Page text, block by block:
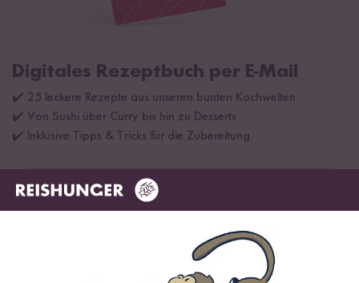
Digitales Rezeptbuch per E-Mail
✔️ 25 leckere Rezepte aus unseren bunten Kochwelten
✔️ Von Sushi über Curry bis hin zu Desserts
✔️ Inklusive Tipps & Tricks für die Zubereitung
Jetzt sichern
*Das Digitale Rezeptbuch wird dir nach vollständiger Anmeldung zum Newsletter